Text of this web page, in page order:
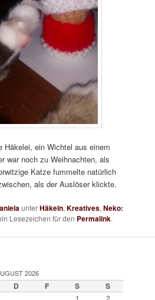
Häkelei, ein Wichtel aus einem
war noch zu Weihnachten, als
Katze fummelte natürlich
als der Auslöser klickte.
unterHäkeln,Kreatives,Neko:
Lesezeichen für den Permalink.
2026
D F S S
1 2